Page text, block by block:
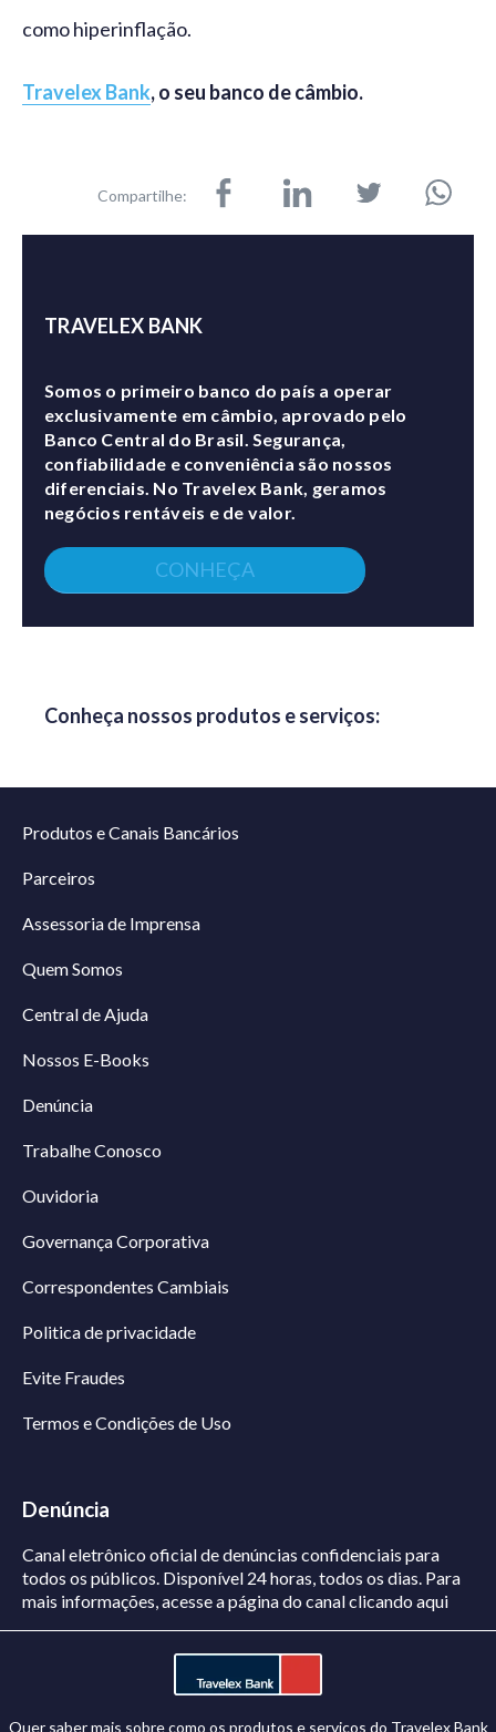
como hiperinflação.
Travelex Bank, o seu banco de câmbio.
Compartilhe:
TRAVELEX BANK
Somos o primeiro banco do país a operar
exclusivamente em câmbio, aprovado pelo
Banco Central do Brasil. Segurança,
confiabilidade e conveniência são nossos
diferenciais. No Travelex Bank, geramos
negócios rentáveis e de valor.
CONHEÇA
Conheça nossos produtos e serviços:
Produtos e Canais Bancários
Parceiros
Assessoria de Imprensa
Quem Somos
Central de Ajuda
Nossos E-Books
Denúncia
Trabalhe Conosco
Ouvidoria
Governança Corporativa
Correspondentes Cambiais
Politica de privacidade
Evite Fraudes
Termos e Condições de Uso
Denúncia
Canal eletrônico oficial de denúncias confidenciais para
todos os públicos. Disponível 24 horas, todos os dias. Para
mais informações, acesse a página do canalclicando aqui
Quer saber mais sobre como os produtos e serviços do Travelex Bank